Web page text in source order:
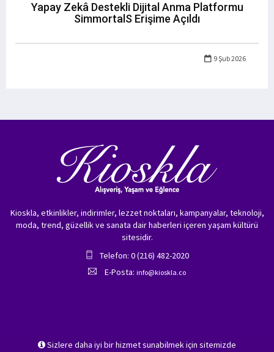
Yapay Zekâ Destekli Dijital Anma Platformu
SimmortalS Erişime Açıldı
9 Şub 2026
Sizlere daha iyi bir hizmet sunabilmek için sitemizde
Kioskla, etkinlikler, indirimler, lezzet noktaları, kampanyalar, teknoloji,
moda, trend, güzellik ve sanata dair haberleri içeren yaşam kültürü
sitesidir.
Telefon: 0 (216) 482-2020
E-Posta: info@kioskla.co